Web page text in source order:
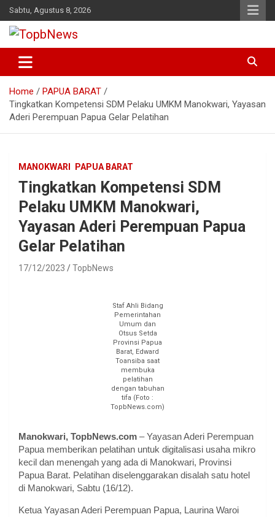
Skip
to
content
Sabtu, Agustus 8, 2026
Home
PAPUA BARAT
Tingkatkan Kompetensi SDM Pelaku UMKM Manokwari, Yayasan
Aderi Perempuan Papua Gelar Pelatihan
MANOKWARI PAPUA BARAT
Tingkatkan Kompetensi SDM
Pelaku UMKM Manokwari,
Yayasan Aderi Perempuan Papua
Gelar Pelatihan
17/12/2023 TopbNews
Staf Ahli Bidang
Pemerintahan
Umum dan
Otsus Setda
Provinsi Papua
Barat, Edward
Toansiba saat
membuka
pelatihan
dengan tabuhan
tifa (Foto :
TopbNews.com)
Manokwari, TopbNews.com – Yayasan Aderi Perempuan
Papua memberikan pelatihan untuk digitalisasi usaha mikro
kecil dan menengah yang ada di Manokwari, Provinsi
Papua Barat. Pelatihan diselenggarakan disalah satu hotel
di Manokwari, Sabtu (16/12).
Ketua Yayasan Aderi Perempuan Papua, Laurina Waroi